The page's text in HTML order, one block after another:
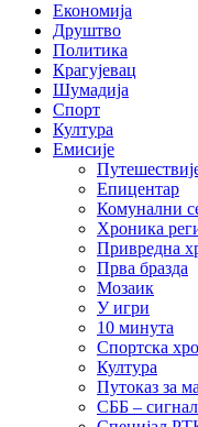
Економија
Друштво
Политика
Крагујевац
Шумадија
Спорт
Култура
Емисије
Епицентар
Комунални
Хроника
Привредна
Прва бразда
Мозаик
У игри
10 минута
Спортска
Култура
Путоказ за
СББ – сигнал